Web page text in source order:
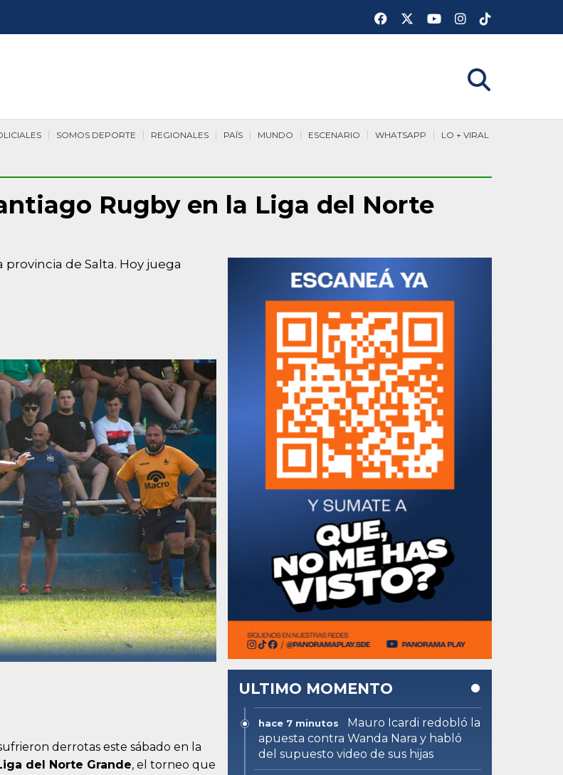
LO + VIRAL
WHATSAPP
ESCENARIO
MUNDO
PAÍS
REGIONALES
SOMOS DEPORTE
Rugby en la Liga del Norte
de Salta. Hoy juega
derrotas este sábado en la
del Norte Grande, el torneo que
ULTIMO MOMENTO
hace 7 minutos
Mauro Icardi redobló la
apuesta contra Wanda Nara y habló
del supuesto video de sus hijas